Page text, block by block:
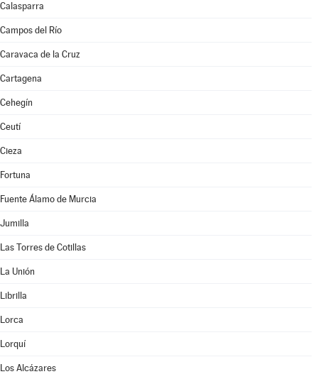
Calasparra
Campos del Río
Caravaca de la Cruz
Cartagena
Cehegín
Ceutí
Cieza
Fortuna
Fuente Álamo de Murcia
Jumilla
Las Torres de Cotillas
La Unión
Librilla
Lorca
Lorquí
Los Alcázares